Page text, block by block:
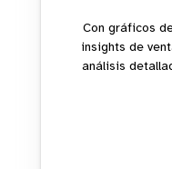
Con gráficos
insights de
análisis